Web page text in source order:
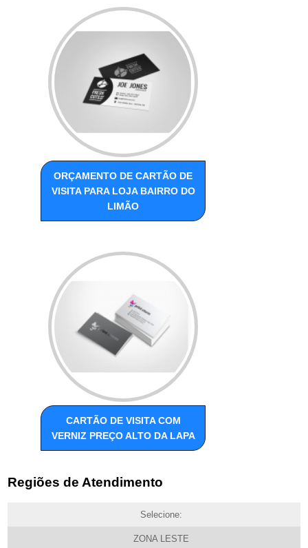
ORÇAMENTO DE CARTÃO DE
VISITA PARA LOJA BAIRRO DO
LIMÃO
CARTÃO DE VISITA COM
VERNIZ PREÇO ALTO DA LAPA
Regiões de Atendimento
Selecione:
ZONA LESTE